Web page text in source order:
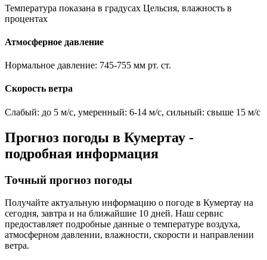
Температура показана в градусах Цельсия, влажность в
процентах
Атмосферное давление
Нормальное давление: 745-755 мм рт. ст.
Скорость ветра
Слабый: до 5 м/с, умеренный: 6-14 м/с, сильный: свыше 15 м/с
Прогноз погоды в Кумертау -
подробная информация
Точный прогноз погоды
Получайте актуальную информацию о погоде в Кумертау на
сегодня, завтра и на ближайшие 10 дней. Наш сервис
предоставляет подробные данные о температуре воздуха,
атмосферном давлении, влажности, скорости и направлении
ветра.